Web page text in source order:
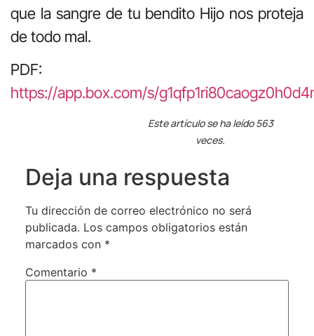
que la sangre de tu bendito Hijo nos proteja
de todo mal.
PDF:
https://app.box.com/s/
Este artículo se ha leído 563
veces.
Deja una respuesta
Tu dirección de correo electrónico no será
publicada. Los campos obligatorios están
marcados con *
Comentario *